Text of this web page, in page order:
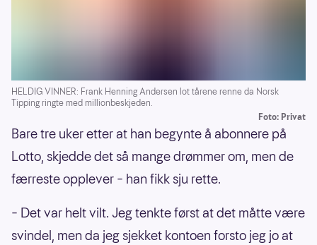
HELDIG VINNER: Frank Henning Andersen lot tårene renne da Norsk
Tipping ringte med millionbeskjeden.
Foto: Privat
Bare tre uker etter at han begynte å abonnere på
Lotto, skjedde det så mange drømmer om, men de
færreste opplever – han fikk sju rette.
– Det var helt vilt. Jeg tenkte først at det måtte være
svindel, men da jeg sjekket kontoen forsto jeg jo at